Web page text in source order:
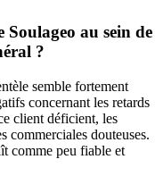
Soulageo au sein de
?
semble fortement
concernant les retards
client déficient, les
commerciales douteuses.
comme peu fiable et